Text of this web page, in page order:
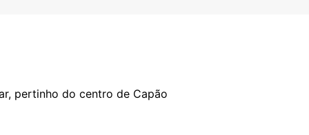
pertinho do centro de Capão